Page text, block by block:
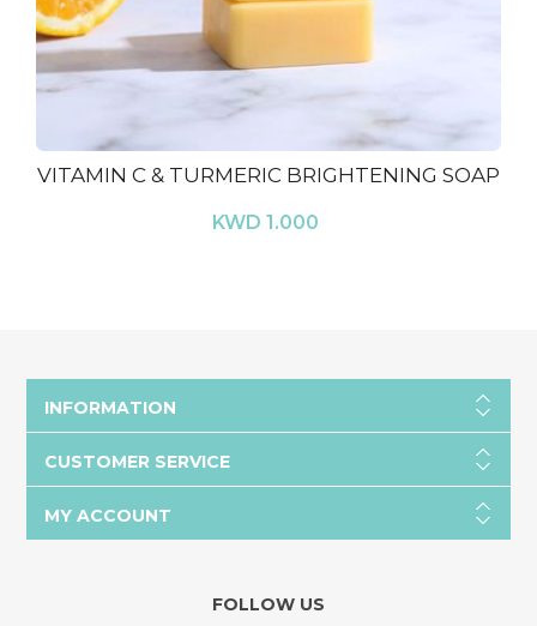
VITAMIN C & TURMERIC BRIGHTENING SOAP
KWD 1.000
INFORMATION
CUSTOMER SERVICE
MY ACCOUNT
FOLLOW US